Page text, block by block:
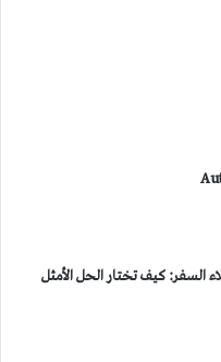
السفر: كيف تختار الحل الأمثل